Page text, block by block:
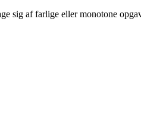
sig af farlige eller monotone